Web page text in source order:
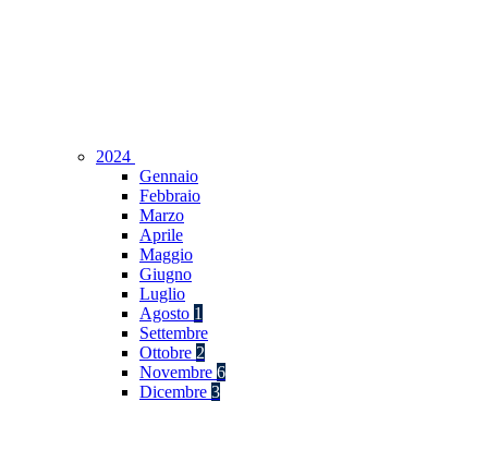
2024
Gennaio
Febbraio
Marzo
Aprile
Maggio
Giugno
Luglio
Agosto 1
Settembre
Ottobre 2
Novembre 6
Dicembre 3